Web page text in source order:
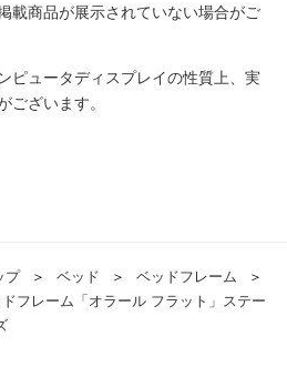
載商品が展示されていない場合がご
ピュータディスプレイの性質上、実
ございます。
プ ＞ ベッド ＞ ベッドフレーム
＞
フレーム「オラール フラット」ステー